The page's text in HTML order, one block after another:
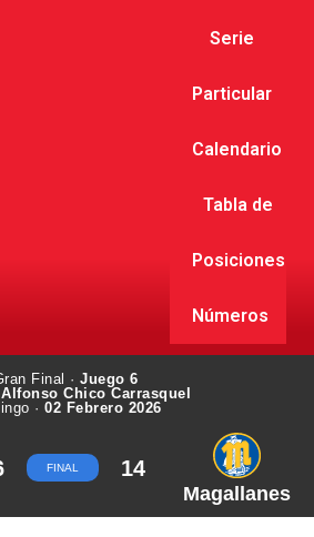
Serie
Particular
Calendario
Tabla de
Posiciones
Números
Final · Juego 6
Chico Carrasquel
·02 Febrero 2026
FINAL 14
Magallanes